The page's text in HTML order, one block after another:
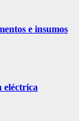
e insumos
eléctrica